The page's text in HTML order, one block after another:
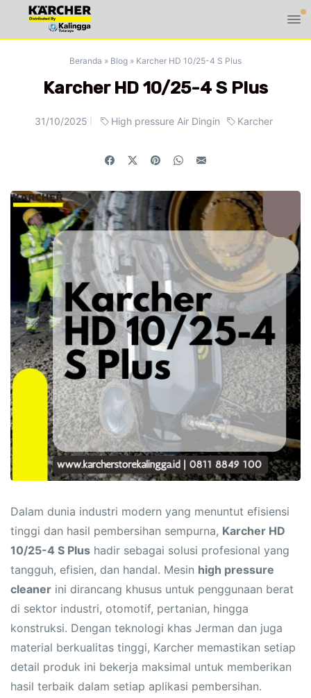
Beranda » Blog » Karcher HD 10/25-4 S Plus
Karcher HD 10/25-4 S Plus
31/10/2025 High pressure Air Dingin Karcher
Dalam dunia industri modern yang menuntut efisiensi
tinggi dan hasil pembersihan sempurna, Karcher HD
10/25-4 S Plus hadir sebagai solusi profesional yang
tangguh, efisien, dan handal. Mesin high pressure
cleaner ini dirancang khusus untuk penggunaan berat
di sektor industri, otomotif, pertanian, hingga
konstruksi. Dengan teknologi khas Jerman dan juga
material berkualitas tinggi, Karcher memastikan setiap
detail produk ini bekerja maksimal untuk memberikan
hasil terbaik dalam setiap aplikasi pembersihan.